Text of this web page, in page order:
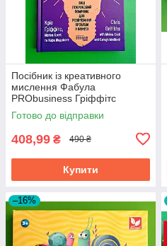
Посібник із креативного
мислення Фабула
PRObusiness Гріффітс
фіолетова
Готово до відправки
408,99 ₴ 490 ₴
Купити
–16%